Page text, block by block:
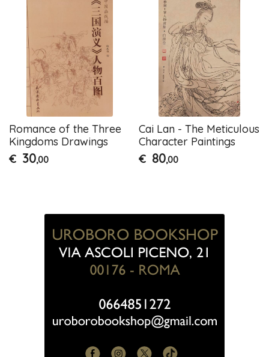
Romance of the Three
Kingdoms Drawings
€ 30,00
Cai Lan - The Meticulous
Character Paintings
€ 80,00